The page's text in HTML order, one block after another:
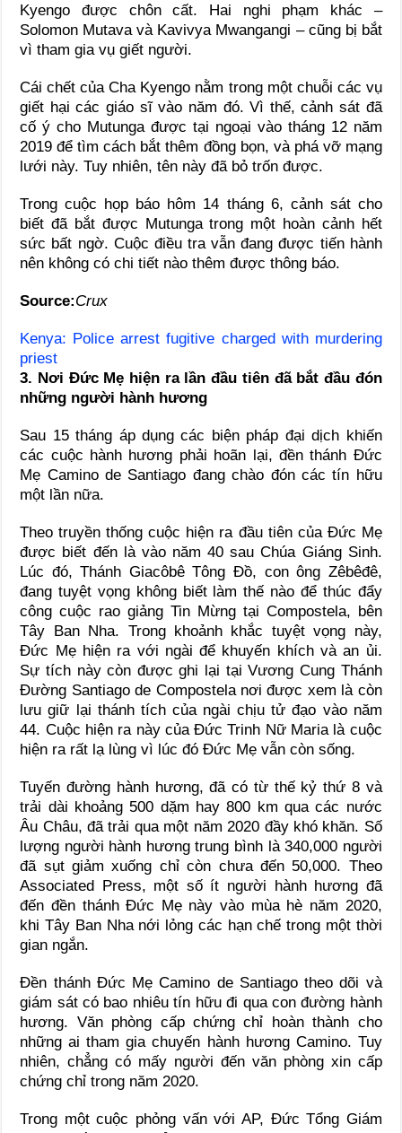
Kyengo được chôn cất. Hai nghi phạm khác –
Solomon Mutava và Kavivya Mwangangi – cũng bị bắt
vì tham gia vụ giết người.
Cái chết của Cha Kyengo nằm trong một chuỗi các vụ
giết hại các giáo sĩ vào năm đó. Vì thế, cảnh sát đã
cố ý cho Mutunga được tại ngoại vào tháng 12 năm
2019 để tìm cách bắt thêm đồng bọn, và phá vỡ mạng
lưới này. Tuy nhiên, tên này đã bỏ trốn được.
Trong cuộc họp báo hôm 14 tháng 6, cảnh sát cho
biết đã bắt được Mutunga trong một hoàn cảnh hết
sức bất ngờ. Cuộc điều tra vẫn đang được tiến hành
nên không có chi tiết nào thêm được thông báo.
Source:Crux
Kenya: Police arrest fugitive charged with murdering
priest
3. Nơi Đức Mẹ hiện ra lần đầu tiên đã bắt đầu đón
những người hành hương
Sau 15 tháng áp dụng các biện pháp đại dịch khiến
các cuộc hành hương phải hoãn lại, đền thánh Đức
Mẹ Camino de Santiago đang chào đón các tín hữu
một lần nữa.
Theo truyền thống cuộc hiện ra đầu tiên của Đức Mẹ
được biết đến là vào năm 40 sau Chúa Giáng Sinh.
Lúc đó, Thánh Giacôbê Tông Đồ, con ông Zêbêđê,
đang tuyệt vọng không biết làm thế nào để thúc đẩy
công cuộc rao giảng Tin Mừng tại Compostela, bên
Tây Ban Nha. Trong khoảnh khắc tuyệt vọng này,
Đức Mẹ hiện ra với ngài để khuyến khích và an ủi.
Sự tích này còn được ghi lại tại Vương Cung Thánh
Đường Santiago de Compostela nơi được xem là còn
lưu giữ lại thánh tích của ngài chịu tử đạo vào năm
44. Cuộc hiện ra này của Đức Trinh Nữ Maria là cuộc
hiện ra rất lạ lùng vì lúc đó Đức Mẹ vẫn còn sống.
Tuyến đường hành hương, đã có từ thế kỷ thứ 8 và
trải dài khoảng 500 dặm hay 800 km qua các nước
Âu Châu, đã trải qua một năm 2020 đầy khó khăn. Số
lượng người hành hương trung bình là 340,000 người
đã sụt giảm xuống chỉ còn chưa đến 50,000. Theo
Associated Press, một số ít người hành hương đã
đến đền thánh Đức Mẹ này vào mùa hè năm 2020,
khi Tây Ban Nha nới lỏng các hạn chế trong một thời
gian ngắn.
Đền thánh Đức Mẹ Camino de Santiago theo dõi và
giám sát có bao nhiêu tín hữu đi qua con đường hành
hương. Văn phòng cấp chứng chỉ hoàn thành cho
những ai tham gia chuyến hành hương Camino. Tuy
nhiên, chẳng có mấy người đến văn phòng xin cấp
chứng chỉ trong năm 2020.
Trong một cuộc phỏng vấn với AP, Đức Tổng Giám